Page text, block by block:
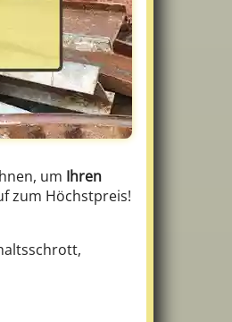
um Ihren
zum Höchstpreis!